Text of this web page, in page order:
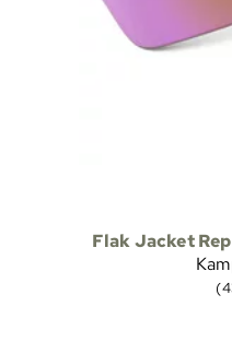
Flak Jacket